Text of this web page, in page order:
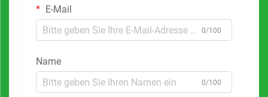
E-Mail
0/100
Name
0/100